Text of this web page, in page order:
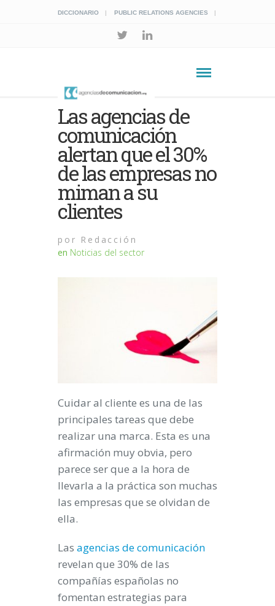
DICCIONARIO PUBLIC RELATIONS AGENCIES
Las agencias de
comunicación
alertan que el 30%
de las empresas no
miman a su
clientes
por Redacción
en Noticias del sector
Cuidar al cliente es una de las
principales tareas que debe
realizar una marca. Esta es una
afirmación muy obvia, pero
parece ser que a la hora de
llevarla a la práctica son muchas
las empresas que se olvidan de
ella.
Las agencias de comunicación
revelan que 30% de las
compañías españolas no
fomentan estrategias para